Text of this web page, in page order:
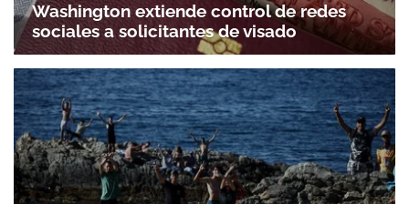
Washington extiende control de redes
sociales a solicitantes de visado